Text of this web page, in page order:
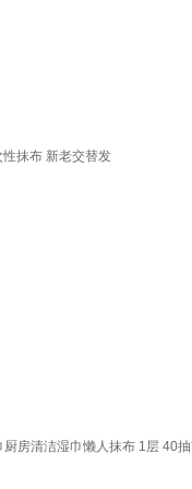
抹布 新老交替发
房清洁湿巾懒人抹布 1层 40